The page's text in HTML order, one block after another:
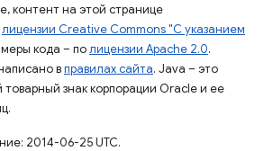
контент на этой странице
лицензии Creative Commons "С указанием
кода – полицензии Apache 2.0.
вправилах сайта. Java – это
товарный знак корпорации Oracle и ее
2014-06-25 UTC.